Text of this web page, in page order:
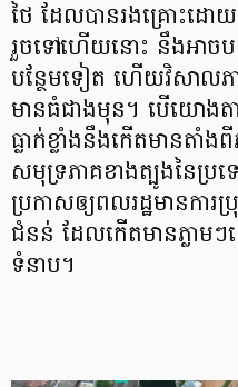
ថៃ ដែលបានរងគ្រោះដោយ
រួចទៅហើយនោះ នឹងអាចបន្
បន្ថែមទៀត ហើយវិសាលភា
មានធំជាងមុន។ បើយោងតា
ធ្លាក់ខ្លាំងនឹងកើតមានត
សមុទ្រភាគខាងត្បូងនៃប្រទ
ប្រកាសឲ្យពលរដ្ឋមានការ
ជំនន់ ដែលកើតមានភ្លាម
ទំនាប។